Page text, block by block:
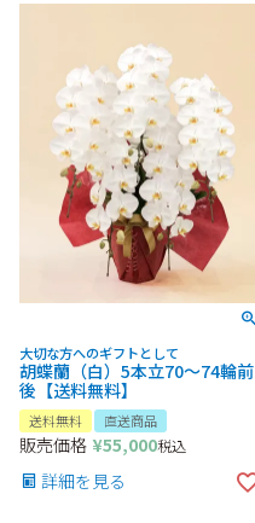
大切な方へのギフトとして
胡蝶蘭（白）5本立70～74輪前
後【送料無料】
送料無料 直送商品
販売価格 ¥55,000税込
詳細を見る